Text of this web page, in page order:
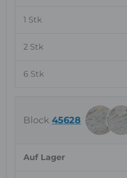
1 Stk
2 Stk
6 Stk
Block 45628
Auf Lager